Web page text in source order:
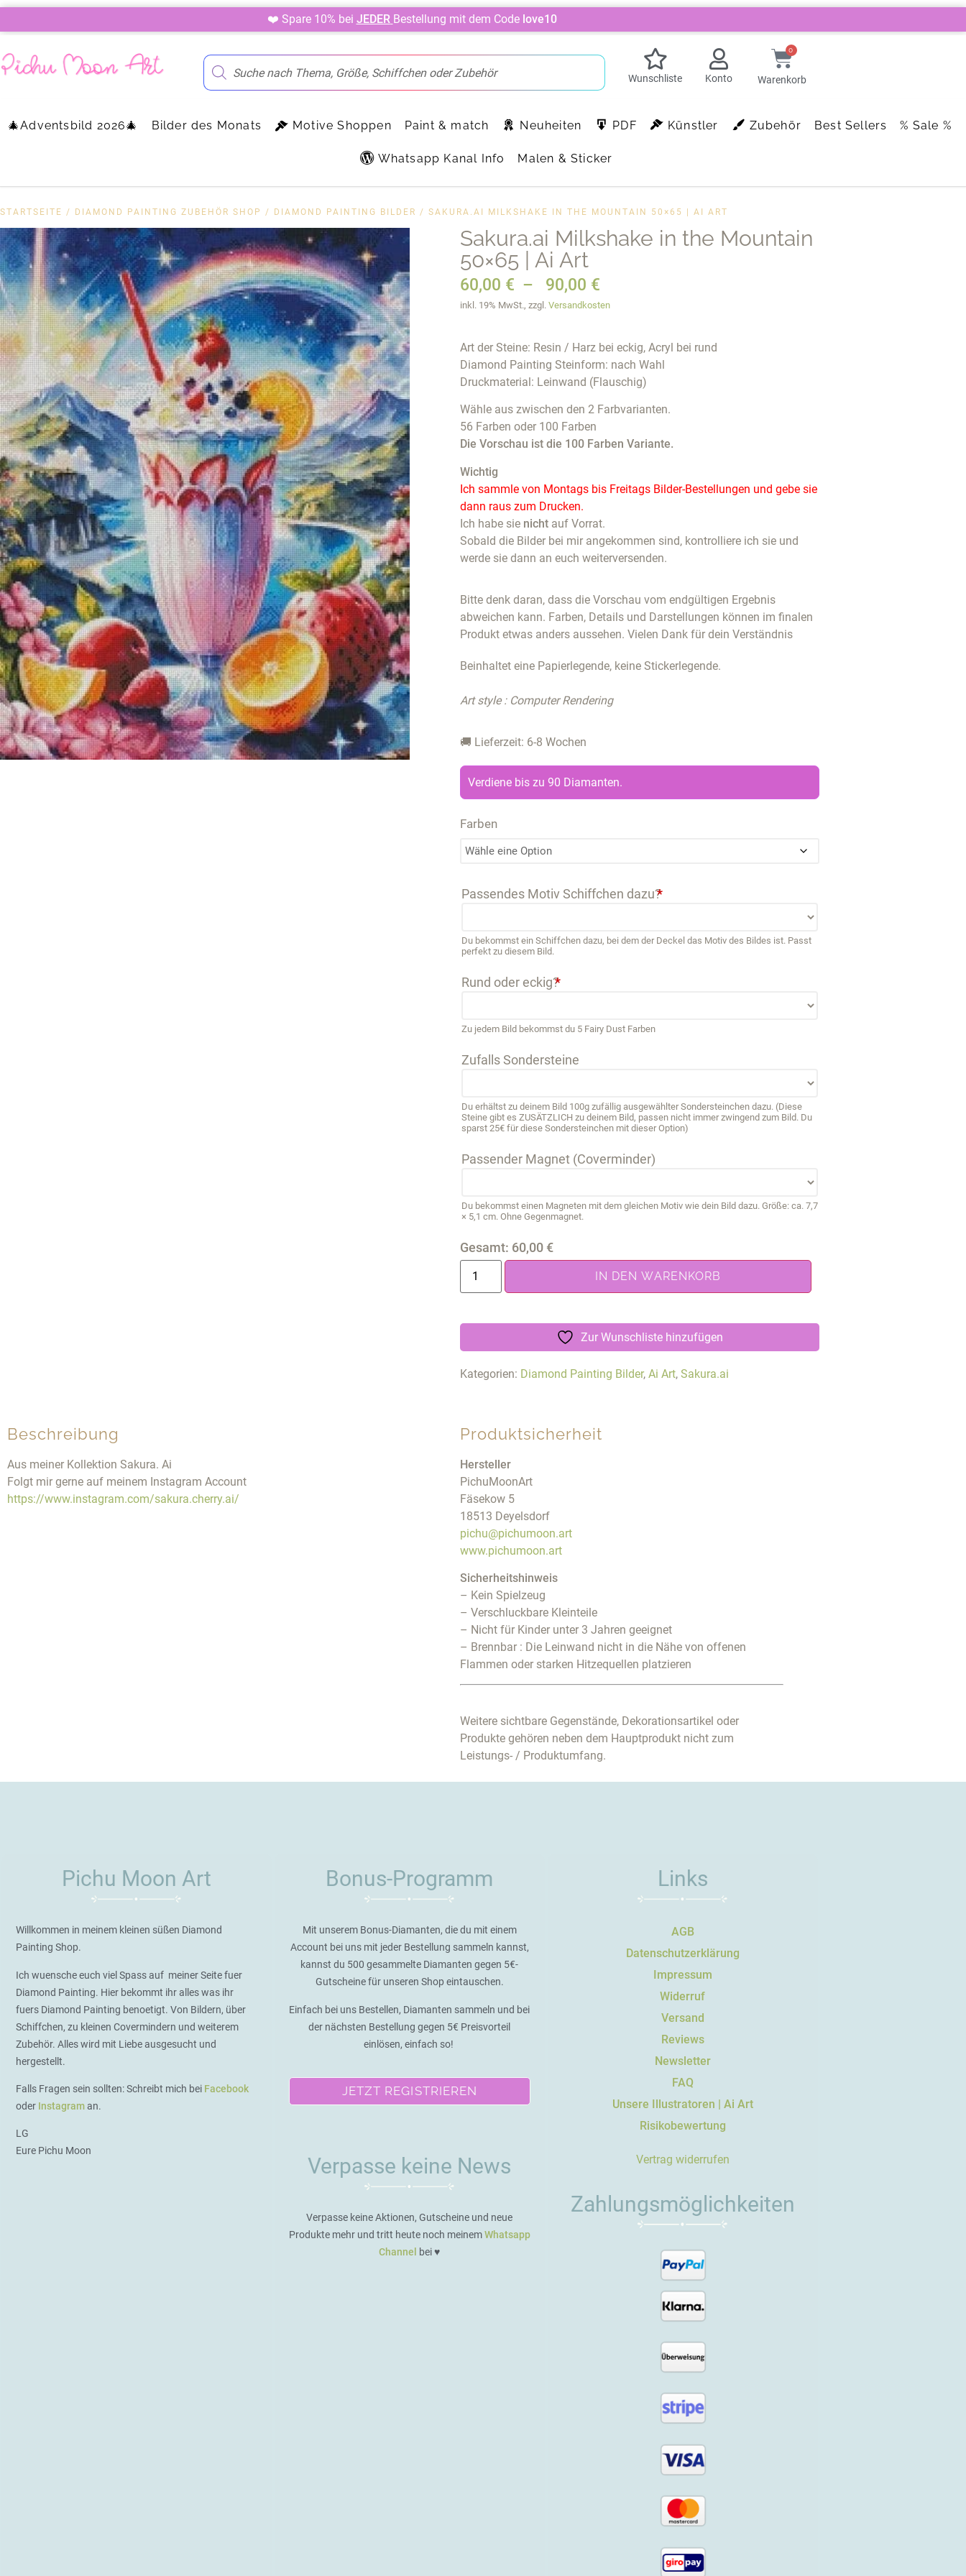
❤️ Spare 10% bei JEDER Bestellung mit dem Code love10
Wunschliste Konto
0
Warenkorb
🎄Adventsbild 2026🎄 Bilder des Monats Motive Shoppen Paint & match Neuheiten PDF Künstler Zubehör Best Sellers % Sale %
Whatsapp Kanal Info Malen & Sticker
STARTSEITE / DIAMOND PAINTING ZUBEHÖR SHOP / DIAMOND PAINTING BILDER / SAKURA.AI MILKSHAKE IN THE MOUNTAIN 50×65 | AI ART
Sakura.ai Milkshake in the Mountain
50×65 | Ai Art
60,00 € – 90,00 €
inkl. 19% MwSt., zzgl. Versandkosten
Art der Steine: Resin / Harz bei eckig, Acryl bei rund
Diamond Painting Steinform: nach Wahl
Druckmaterial: Leinwand (Flauschig)
Wähle aus zwischen den 2 Farbvarianten.
56 Farben oder 100 Farben
Die Vorschau ist die 100 Farben Variante.
Wichtig
Ich sammle von Montags bis Freitags Bilder-Bestellungen und gebe sie
dann raus zum Drucken.
Ich habe sie nicht auf Vorrat.
Sobald die Bilder bei mir angekommen sind, kontrolliere ich sie und
werde sie dann an euch weiterversenden.
Bitte denk daran, dass die Vorschau vom endgültigen Ergebnis
abweichen kann. Farben, Details und Darstellungen können im finalen
Produkt etwas anders aussehen. Vielen Dank für dein Verständnis
Beinhaltet eine Papierlegende, keine Stickerlegende.
Art style : Computer Rendering
🚚 Lieferzeit: 6-8 Wochen
Verdiene bis zu 90 Diamanten.
Farben
Passendes Motiv Schiffchen dazu?*
Du bekommst ein Schiffchen dazu, bei dem der Deckel das Motiv des Bildes ist. Passt
perfekt zu diesem Bild.
Rund oder eckig?*
Zu jedem Bild bekommst du 5 Fairy Dust Farben
Zufalls Sondersteine
Du erhältst zu deinem Bild 100g zufällig ausgewählter Sondersteinchen dazu. (Diese
Steine gibt es ZUSÄTZLICH zu deinem Bild, passen nicht immer zwingend zum Bild. Du
sparst 25€ für diese Sondersteinchen mit dieser Option)
Passender Magnet (Coverminder)
Du bekommst einen Magneten mit dem gleichen Motiv wie dein Bild dazu. Größe: ca. 7,7
× 5,1 cm. Ohne Gegenmagnet.
Gesamt: 60,00 €
IN DEN WARENKORB
Zur Wunschliste hinzufügen
Kategorien: Diamond Painting Bilder, Ai Art, Sakura.ai
Beschreibung
Aus meiner Kollektion Sakura. Ai
Folgt mir gerne auf meinem Instagram Account
https://www.instagram.com/sakura.cherry.ai/
Produktsicherheit
Hersteller
PichuMoonArt
Fäsekow 5
18513 Deyelsdorf
pichu@pichumoon.art
www.pichumoon.art
Sicherheitshinweis
– Kein Spielzeug
– Verschluckbare Kleinteile
– Nicht für Kinder unter 3 Jahren geeignet
– Brennbar : Die Leinwand nicht in die Nähe von offenen
Flammen oder starken Hitzequellen platzieren
Weitere sichtbare Gegenstände, Dekorationsartikel oder
Produkte gehören neben dem Hauptprodukt nicht zum
Leistungs- / Produktumfang.
Pichu Moon Art
Willkommen in meinem kleinen süßen Diamond
Painting Shop.
Ich wuensche euch viel Spass auf meiner Seite fuer
Diamond Painting. Hier bekommt ihr alles was ihr
fuers Diamond Painting benoetigt. Von Bildern, über
Schiffchen, zu kleinen Covermindern und weiterem
Zubehör. Alles wird mit Liebe ausgesucht und
hergestellt.
Falls Fragen sein sollten: Schreibt mich bei Facebook
oder Instagraman.
LG
Eure Pichu Moon
Bonus-Programm
Mit unserem Bonus-Diamanten, die du mit einem
Account bei uns mit jeder Bestellung sammeln kannst,
kannst du 500 gesammelte Diamanten gegen 5€-
Gutscheine für unseren Shop eintauschen.
Einfach bei uns Bestellen, Diamanten sammeln und bei
der nächsten Bestellung gegen 5€ Preisvorteil
einlösen, einfach so!
JETZT REGISTRIEREN
Verpasse keine News
Verpasse keine Aktionen, Gutscheine und neue
Produkte mehr und tritt heute noch meinemWhatsapp
Channel
bei ♥️
Links
AGB
Datenschutzerklärung
Impressum
Widerruf
Versand
Reviews
Newsletter
FAQ
Unsere Illustratoren | Ai Art
Risikobewertung
Vertrag widerrufen
Zahlungsmöglichkeiten